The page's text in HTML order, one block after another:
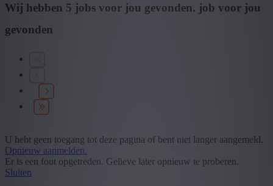
Postcode of gemeente
Mijn gekozen filters
Provincie: Limburg
Sector: Hout
Specialisatie
Technics
Wij hebben 5 jobs voor jou gevonden. job voor jou
gevonden
U hebt geen toegang tot deze pagina of bent niet langer aangemeld.
Opnieuw aanmelden.
Er is een fout opgetreden. Gelieve later opnieuw te proberen.
Sluiten